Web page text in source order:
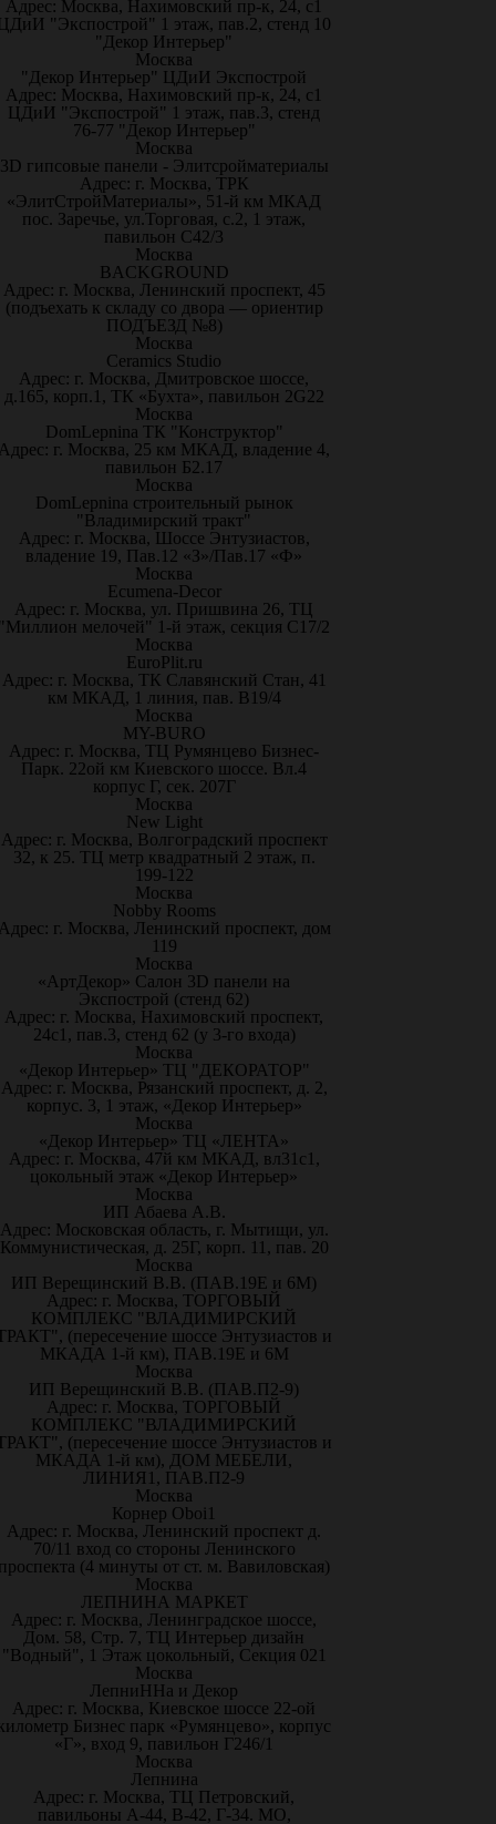
Адрес: Москва, Нахимовский пр-к, 24, с1
"Экспострой" 1 этаж, пав.2, стенд 10
"Декор Интерьер"
Москва
"Декор Интерьер" ЦДиИ Экспострой
Адрес: Москва, Нахимовский пр-к, 24, с1
ЦДиИ "Экспострой" 1 этаж, пав.3, стенд
76-77 "Декор Интерьер"
Москва
3D гипсовые панели - Элитсройматериалы
Адрес: г. Москва, ТРК
«ЭлитСтройМатериалы», 51-й км МКАД
пос. Заречье, ул.Торговая, с.2, 1 этаж,
павильон С42/3
Москва
BACKGROUND
Адрес: г. Москва, Ленинский проспект, 45
(подъехать к складу со двора — ориентир
ПОДЪЕЗД №8)
Москва
Ceramics Studio
Адрес: г. Москва, Дмитровское шоссе,
д.165, корп.1, ТК «Бухта», павильон 2G22
Москва
DomLepnina ТК "Конструктор"
г. Москва, 25 км МКАД, владение 4,
павильон Б2.17
Москва
DomLepnina строительный рынок
"Владимирский тракт"
Адрес: г. Москва, Шоссе Энтузиастов,
владение 19, Пав.12 «З»/Пав.17 «Ф»
Москва
Ecumena-Decor
Адрес: г. Москва, ул. Пришвина 26, ТЦ
мелочей" 1-й этаж, секция С17/2
Москва
EuroPlit.ru
Адрес: г. Москва, ТК Славянский Стан, 41
км МКАД, 1 линия, пав. В19/4
Москва
MY-BURO
Адрес: г. Москва, ТЦ Румянцево Бизнес-
Парк. 22ой км Киевского шоссе. Вл.4
корпус Г, сек. 207Г
Москва
New Light
Адрес: г. Москва, Волгоградский проспект
32, к 25. ТЦ метр квадратный 2 этаж, п.
199-122
Москва
Nobby Rooms
г. Москва, Ленинский проспект, дом
119
Москва
«АртДекор» Салон 3D панели на
Экспострой (стенд 62)
Адрес: г. Москва, Нахимовский проспект,
24с1, пав.3, стенд 62 (у 3-го входа)
Москва
«Декор Интерьер» ТЦ "ДЕКОРАТОР"
Адрес: г. Москва, Рязанский проспект, д. 2,
корпус. 3, 1 этаж, «Декор Интерьер»
Москва
«Декор Интерьер» ТЦ «ЛЕНТА»
Адрес: г. Москва, 47й км МКАД, вл31с1,
цокольный этаж «Декор Интерьер»
Москва
ИП Абаева А.В.
Адрес: Московская область, г. Мытищи, ул.
Коммунистическая, д. 25Г, корп. 11, пав. 20
Москва
ИП Верещинский В.В. (ПАВ.19Е и 6М)
Адрес: г. Москва, ТОРГОВЫЙ
КОМПЛЕКС "ВЛАДИМИРСКИЙ
(пересечение шоссе Энтузиастов и
МКАДА 1-й км), ПАВ.19Е и 6М
Москва
ИП Верещинский В.В. (ПАВ.П2-9)
Адрес: г. Москва, ТОРГОВЫЙ
КОМПЛЕКС "ВЛАДИМИРСКИЙ
(пересечение шоссе Энтузиастов и
МКАДА 1-й км), ДОМ МЕБЕЛИ,
ЛИНИЯ1, ПАВ.П2-9
Москва
Корнер Oboi1
Адрес: г. Москва, Ленинский проспект д.
70/11 вход со стороны Ленинского
(4 минуты от ст. м. Вавиловская)
Москва
ЛЕПНИНА МАРКЕТ
Адрес: г. Москва, Ленинградское шоссе,
Дом. 58, Стр. 7, ТЦ Интерьер дизайн
"Водный", 1 Этаж цокольный, Секция 021
Москва
ЛепниННа и Декор
Адрес: г. Москва, Киевское шоссе 22-ой
Бизнес парк «Румянцево», корпус
«Г», вход 9, павильон Г246/1
Москва
Лепнина
Адрес: г. Москва, ТЦ Петровский,
павильоны А-44, В-42, Г-34. МО,